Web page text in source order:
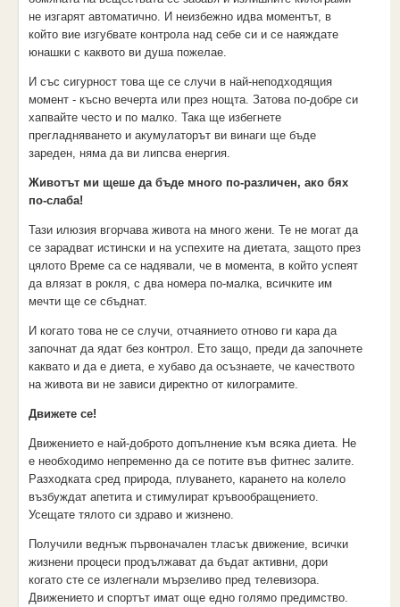
не изгарят автоматично. И неизбежно идва моментът, в
който вие изгубвате контрола над себе си и се наяждате
юнашки с каквото ви душа пожелае.
И със сигурност това ще се случи в най-неподходящия
момент - късно вечерта или през нощта. Затова по-добре си
хапвайте често и по малко. Така ще избегнете
прегладняването и акумулаторът ви винаги ще бъде
зареден, няма да ви липсва енергия.
Животът ми щеше да бъде много по-различен, ако бях
по-слаба!
Тази илюзия вгорчава живота на много жени. Те не могат да
се зарадват истински и на успехите на диетата, защото през
цялото Време са се надявали, че в момента, в който успеят
да влязат в рокля, с два номера по-малка, всичките им
мечти ще се сбъднат.
И когато това не се случи, отчаянието отново ги кара да
започнат да ядат без контрол. Ето защо, преди да започнете
каквато и да е диета, е хубаво да осъзнаете, че качеството
на живота ви не зависи директно от килограмите.
Движете се!
Движението е най-доброто допълнение към всяка диета. Не
е необходимо непременно да се потите във фитнес залите.
Разходката сред природа, плуването, карането на колело
възбуждат апетита и стимулират кръвообращението.
Усещате тялото си здраво и жизнено.
Получили веднъж първоначален тласък движение, всички
жизнени процеси продължават да бъдат активни, дори
когато сте се излегнали мързеливо пред телевизора.
Движението и спортът имат още едно голямо предимство.